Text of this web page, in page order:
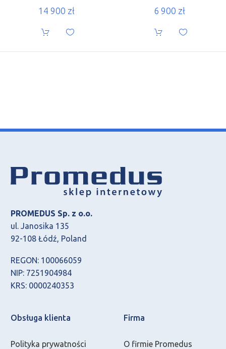
14 900 zł 6 900 zł
PROMEDUS Sp. z o.o.
ul. Janosika 135
92-108 Łódź, Poland
REGON: 100066059
NIP: 7251904984
KRS: 0000240353
Obsługa klienta
Polityka prywatności
Firma
O firmie Promedus